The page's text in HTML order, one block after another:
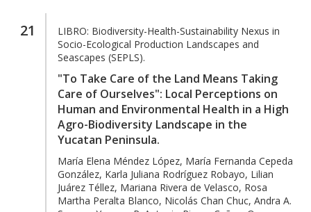
21 LIBRO: Biodiversity-Health-Sustainability Nexus in
Socio-Ecological Production Landscapes and
Seascapes (SEPLS).
"To Take Care of the Land Means Taking
Care of Ourselves": Local Perceptions on
Human and Environmental Health in a High
Agro-Biodiversity Landscape in the
Yucatan Peninsula.
María Elena Méndez López, María Fernanda Cepeda
González, Karla Juliana Rodríguez Robayo, Lilian
Juárez Téllez, Mariana Rivera de Velasco, Rosa
Martha Peralta Blanco, Nicolás Chan Chuc, Andra A.